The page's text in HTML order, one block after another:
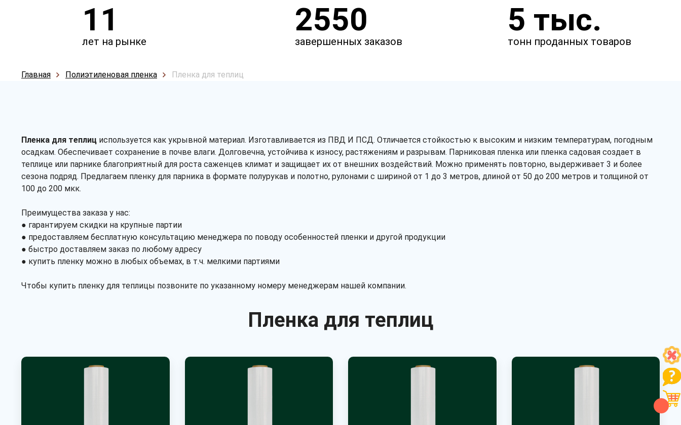
и через несколько минут наш
менеджер свяжется с вами.
11
лет на рынке
2550
завершенных заказов
5 тыс.
тонн проданных товаров
Главная Полиэтиленовая пленка Пленка для теплиц
Пленка для теплиц используется как укрывной материал. Изготавливается из ПВД И ПСД. Отличается стойкостью к высоким и низким температурам, погодным
осадкам. Обеспечивает сохранение в почве влаги. Долговечна, устойчива к износу, растяжениям и разрывам. Парниковая пленка или пленка садовая создает в
теплице или парнике благоприятный для роста саженцев климат и защищает их от внешних воздействий. Можно применять повторно, выдерживает 3 и более
сезона подряд. Предлагаем пленку для парника в формате полурукав и полотно, рулонами с шириной от 1 до 3 метров, длиной от 50 до 200 метров и толщиной от
100 до 200 мкк.
Преимущества заказа у нас:
● гарантируем скидки на крупные партии
● предоставляем бесплатную консультацию менеджера по поводу особенностей пленки и другой продукции
● быстро доставляем заказ по любому адресу
● купить пленку можно в любых объемах, в т.ч. мелкими партиями
Чтобы купить пленку для теплицы позвоните по указанному номеру менеджерам нашей компании.
Пленка для теплиц